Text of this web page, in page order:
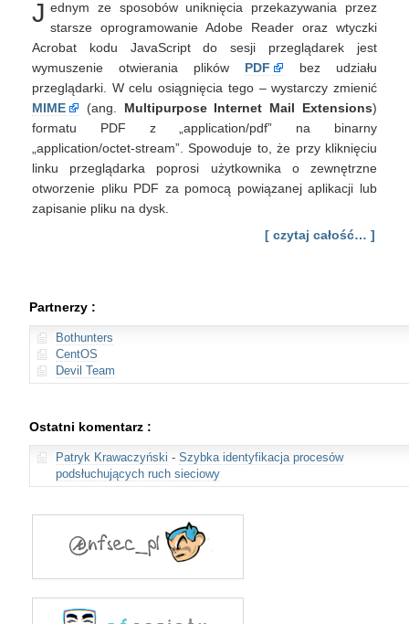
J ednym ze sposobów uniknięcia przekazywania przez
starsze oprogramowanie Adobe Reader oraz wtyczki
Acrobat kodu JavaScript do sesji przeglądarek jest
wymuszenie otwierania plików PDF
bez udziału
przeglądarki. W celu osiągnięcia tego – wystarczy zmienić
MIME
(ang. Multipurpose Internet Mail Extensions)
formatu PDF z „application/pdf” na binarny
„application/octet-stream”. Spowoduje to, że przy kliknięciu
linku przeglądarka poprosi użytkownika o zewnętrzne
otworzenie pliku PDF za pomocą powiązanej aplikacji lub
zapisanie pliku na dysk.
[ czytaj całość… ]
Partnerzy :
Bothunters
CentOS
Devil Team
Ostatni komentarz :
Patryk Krawaczyński - Szybka identyfikacja procesów
podsłuchujących ruch sieciowy